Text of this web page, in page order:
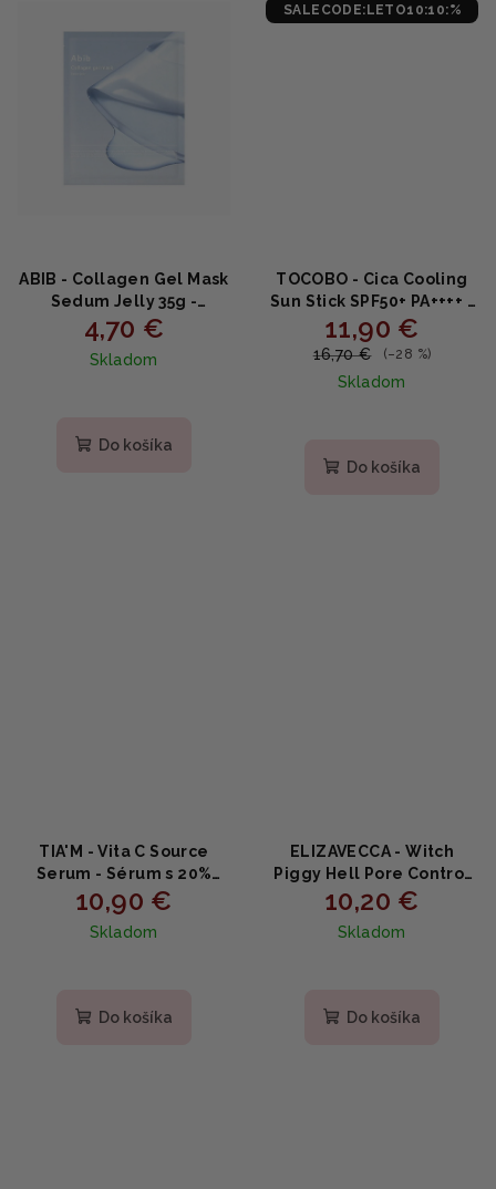
ABIB - Collagen Gel Mask
Sedum Jelly 35g -
Hydrogélová maska s
kolagénom a
rozchodníkom 1ks
4,70 €
Skladom
produktu
Do košíka
SALECODE:LETO10:10:%
TOCOBO - Cica Cooling
Sun Stick SPF50+ PA++++ -
Chladivá tyčinka na
opaľovanie s SPF 50+ 18g
11,90 €
16,70 € (–28 %)
Skladom
Do košíka
TIA'M - Vita C Source
Serum - Sérum s 20%
vitamínom C 15ml
10,90 €
Skladom
produktu
Do košíka
ELIZAVECCA - Witch
Piggy Hell Pore Control
Hyaluronic Acid -
Hydratačné sérum s 97%
kyselinou hyalurónovou
10,20 €
Skladom
Do košíka